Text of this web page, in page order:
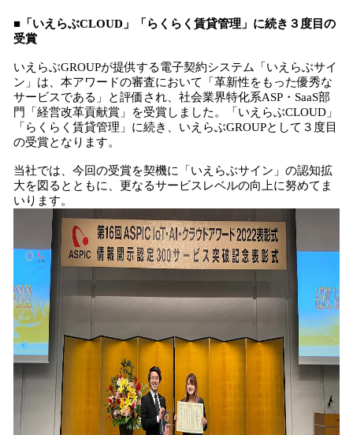
■「いえらぶCLOUD」「らくらく賃貸管理」に続き３度目の
受賞
いえらぶGROUPが提供する電子契約システム「いえらぶサイ
ン」は、本アワードの審査において「革新性をもった優秀な
サービスである」と評価され、社会業界特化系ASP・SaaS部
門「経営改革貢献賞」を受賞しました。「いえらぶCLOUD」
「らくらく賃貸管理」に続き、いえらぶGROUPとして３度目
の受賞となります。
当社では、今回の受賞を契機に「いえらぶサイン」の認知拡
大を図るとともに、更なるサービスレベルの向上に努めてま
いります。